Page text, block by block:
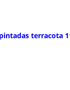
terracota